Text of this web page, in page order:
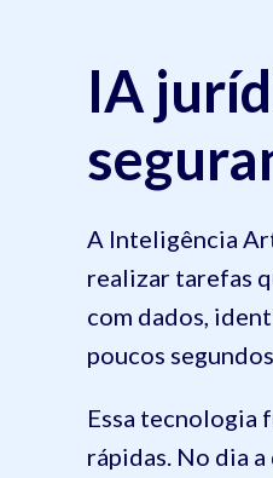
IA
A Inteligência
realizar tarefas
com dados,
poucos
Essa tecnologia
rápidas. No dia